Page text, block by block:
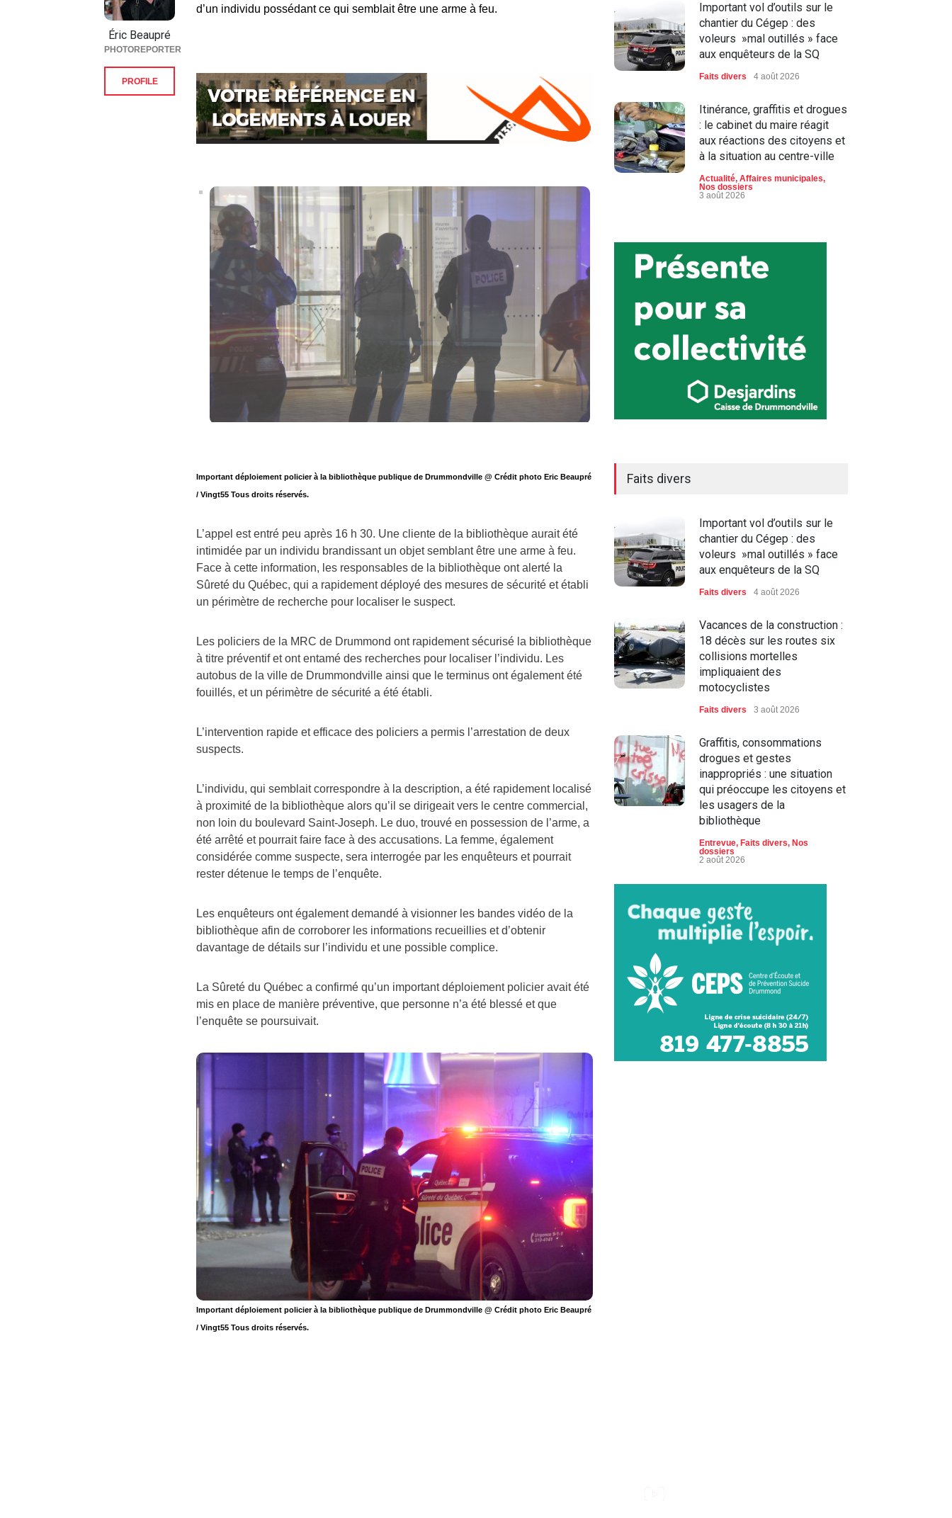
d’un individu possédant ce qui semblait être une arme à feu.
Important déploiement policier à la bibliothèque publique de Drummondville @ Crédit photo Eric Beaupré
/ Vingt55 Tous droits réservés.
L’appel est entré peu après 16 h 30. Une cliente de la bibliothèque aurait été
intimidée par un individu brandissant un objet semblant être une arme à feu.
Face à cette information, les responsables de la bibliothèque ont alerté la
Sûreté du Québec, qui a rapidement déployé des mesures de sécurité et établi
un périmètre de recherche pour localiser le suspect.
Les policiers de la MRC de Drummond ont rapidement sécurisé la bibliothèque
à titre préventif et ont entamé des recherches pour localiser l’individu. Les
autobus de la ville de Drummondville ainsi que le terminus ont également été
fouillés, et un périmètre de sécurité a été établi.
L’intervention rapide et efficace des policiers a permis l’arrestation de deux
suspects.
L’individu, qui semblait correspondre à la description, a été rapidement localisé
à proximité de la bibliothèque alors qu’il se dirigeait vers le centre commercial,
non loin du boulevard Saint-Joseph. Le duo, trouvé en possession de l’arme, a
été arrêté et pourrait faire face à des accusations. La femme, également
considérée comme suspecte, sera interrogée par les enquêteurs et pourrait
rester détenue le temps de l’enquête.
Les enquêteurs ont également demandé à visionner les bandes vidéo de la
bibliothèque afin de corroborer les informations recueillies et d’obtenir
davantage de détails sur l’individu et une possible complice.
La Sûreté du Québec a confirmé qu’un important déploiement policier avait été
mis en place de manière préventive, que personne n’a été blessé et que
l’enquête se poursuivait.
Important déploiement policier à la bibliothèque publique de Drummondville @ Crédit photo Eric Beaupré
/ Vingt55 Tous droits réservés.
Éric Beaupré
PHOTOREPORTER
PROFILE
Important vol d’outils sur le
chantier du Cégep : des
voleurs »mal outillés » face
aux enquêteurs de la SQ
Faits divers 4 août 2026
Itinérance, graffitis et drogues
: le cabinet du maire réagit
aux réactions des citoyens et
à la situation au centre-ville
Actualité, Affaires municipales,
Nos dossiers
3 août 2026
Faits divers
Important vol d’outils sur le
chantier du Cégep : des
voleurs »mal outillés » face
aux enquêteurs de la SQ
Faits divers 4 août 2026
Vacances de la construction :
18 décès sur les routes six
collisions mortelles
impliquaient des
motocyclistes
Faits divers 3 août 2026
Graffitis, consommations
drogues et gestes
inappropriés : une situation
qui préoccupe les citoyens et
les usagers de la
bibliothèque
Entrevue, Faits divers, Nos
dossiers
2 août 2026